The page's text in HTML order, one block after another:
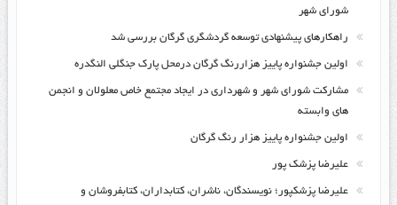
شورای شهر
راهکارهای پیشنهادی توسعه گردشگری گرگان بررسی شد
اولین جشنواره پاییز هزاررنگ گرگان درمحل پارک جنگلی النگدره
مشارکت شورای شهر و شهرداری در ایجاد مجتمع خاص معلولان و انجمن
های وابسته
اولین جشنواره پاییز هزار رنگ گرگان
علیرضا پزشک پور
علیرضا پزشکپور؛ نویسندگان، ناشران، کتابداران، کتابفروشان و